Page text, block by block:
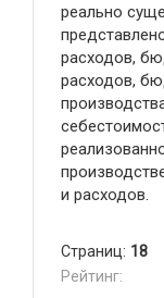
реально
расходов,
расходов,
и расходов.
Страниц: 18
Рейтинг: